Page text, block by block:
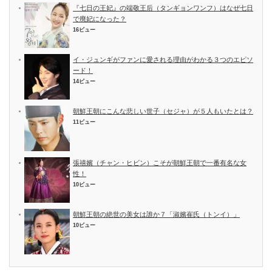
『七日の王妃』の端敬王后（タンギョンワンフ）はなぜ七日
で廃妃になった？
16ビュー
イ・ジュンギがファンに愛される理由がわかる３つのエピソ
ード！
14ビュー
朝鮮王朝にこんな悲しい世子（セジャ）が５人もいたとは？
11ビュー
張禧嬪（チャン・ヒビン）こそが朝鮮王朝で一番有名な女
性！
10ビュー
朝鮮王朝の絶世の美女は誰か７「淑嬪崔氏（トンイ）」
10ビュー